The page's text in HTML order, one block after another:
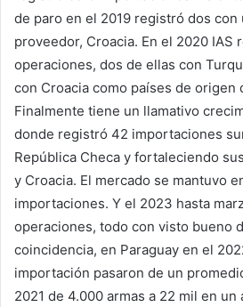
de paro en el 2019 registró dos con
proveedor, Croacia. En el 2020 IAS
operaciones, dos de ellas con
con Croacia como países de origen
Finalmente tiene un llamativo
donde registró 42 importaciones
República Checa y fortaleciendo
y Croacia. El mercado se mantuvo
importaciones. Y el 2023 hasta
operaciones, todo con visto bueno
coincidencia, en Paraguay en el
importación pasaron de un
2021 de 4.000 armas a 22 mil en un